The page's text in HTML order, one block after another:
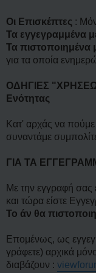
Οι Επισκέπτες :
Τα εγγεγραμμένα
Τα πιστοποιημένα
για τα οποία
ΟΔΗΓΙΕΣ
Ενότητας
Κατ' αρχάς να πούμε
συναντάμε
ΓΙΑ ΤΑ
Με την εγγραφή σας
και τώρα είστε
Το άν θα
Επομένως, ως
γράφετε) αρχικά
διαβάζουν :